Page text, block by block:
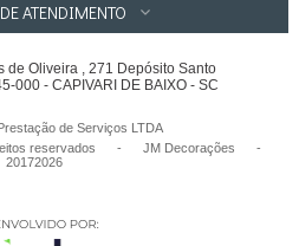
ATENDIMENTO
de Oliveira , 271 Depósito Santo
000 - CAPIVARI DE BAIXO - SC
de Serviços LTDA
reservados
- JM Decorações
-
20172026